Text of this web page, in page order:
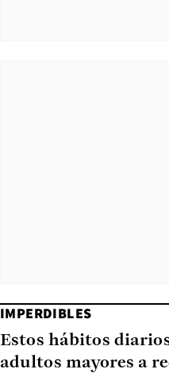
IMPERDIBLES
Estos hábitos
adultos mayores a